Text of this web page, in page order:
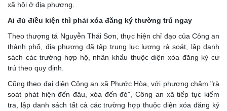
xã hội ở địa phương.
Ai đủ điều kiện thì phải xóa đăng ký thường trú ngay
Theo thượng tá Nguyễn Thái Sơn, thực hiện chỉ đạo của Công an
thành phố, địa phương đã tập trung lực lượng rà soát, lập danh
sách các trường hợp hộ, nhân khẩu thuộc diện xóa đăng ký cư
trú theo quy định.
Cũng theo đại diện Công an xã Phước Hòa, với phương châm "rà
soát phát hiện đến đâu, xóa đến đó", Công an xã tiếp tục kiểm
tra, lập danh sách tất cả các trường hợp thuộc diện xóa đăng ký